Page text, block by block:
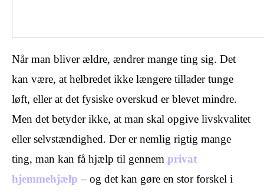
Når man bliver ældre, ændrer mange ting sig. Det
kan være, at helbredet ikke længere tillader tunge
løft, eller at det fysiske overskud er blevet mindre.
Men det betyder ikke, at man skal opgive livskvalitet
eller selvstændighed. Der er nemlig rigtig mange
ting, man kan få hjælp til gennem privat
hjemmehjælp – og det kan gøre en stor forskel i